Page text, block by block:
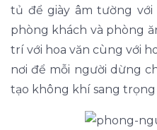
tủ để giày âm tường
phòng khách và phòng
trí với hoa văn cùng với
nơi để mỗi người dừng
tạo không khí sang trọng